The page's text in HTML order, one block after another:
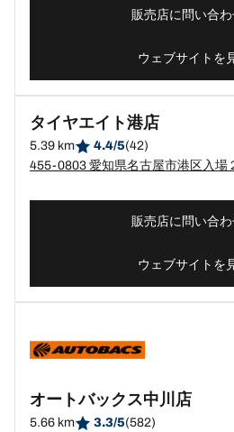
販売店に問い合わ
ウェブサイトを
タイヤエイト港店
5.39 km 4.4/5(42)
455-0803 愛知県名古屋市港区入場
販売店に問い合わ
ウェブサイトを
オートバックス中川店
5.66 km 3.3/5(582)